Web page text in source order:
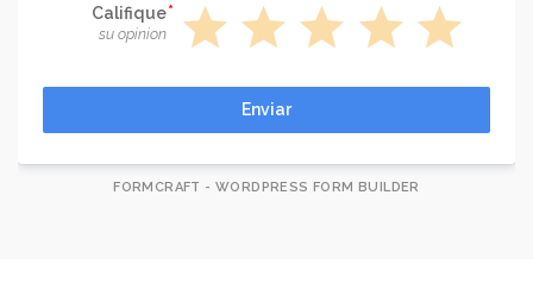
Califique
su opinion star star star star star
Enviar
FORMCRAFT - WORDPRESS FORM BUILDER